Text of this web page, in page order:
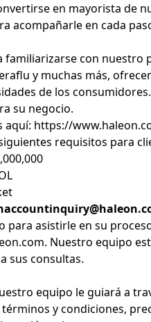
en mayorista de
acompañarle en cada
familiarizarse con nuestro
y muchas más,
de los
su negocio.
aquí: https://
requisitos para
para asistirle en su
. Nuestro equipo
sus consultas.
equipo le guiará a
y condiciones,